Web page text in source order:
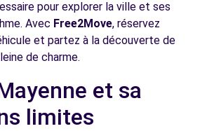
pour explorer la ville et ses
Avec Free2Move, réservez
et partez à la découverte de
de charme.
et sa
limites